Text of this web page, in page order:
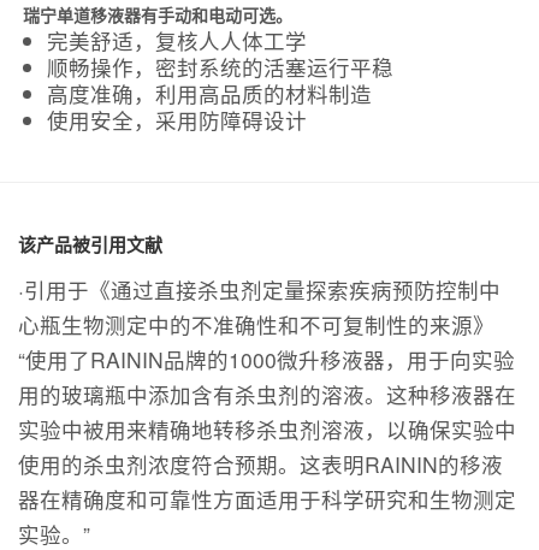
瑞宁单道移液器有手动和电动可选。
完美舒适，复核人人体工学
顺畅操作，密封系统的活塞运行平稳
高度准确，利用高品质的材料制造
使用安全，采用防障碍设计
该产品被引用文献
·引用于《通过直接杀虫剂定量探索疾病预防控制中
心瓶生物测定中的不准确性和不可复制性的来源》
“使用了RAININ品牌的1000微升移液器，用于向实验
用的玻璃瓶中添加含有杀虫剂的溶液。这种移液器在
实验中被用来精确地转移杀虫剂溶液，以确保实验中
使用的杀虫剂浓度符合预期。这表明RAININ的移液
器在精确度和可靠性方面适用于科学研究和生物测定
实验。”